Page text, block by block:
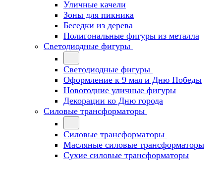
Уличные качели
Зоны для пикника
Беседки из дерева
Полигональные фигуры из металла
Светодиодные фигуры
Светодиодные фигуры
Оформление к 9 мая и Дню Победы
Новогодние уличные фигуры
Декорации ко Дню города
Силовые трансформаторы
Силовые трансформаторы
Масляные силовые трансформаторы
Сухие силовые трансформаторы